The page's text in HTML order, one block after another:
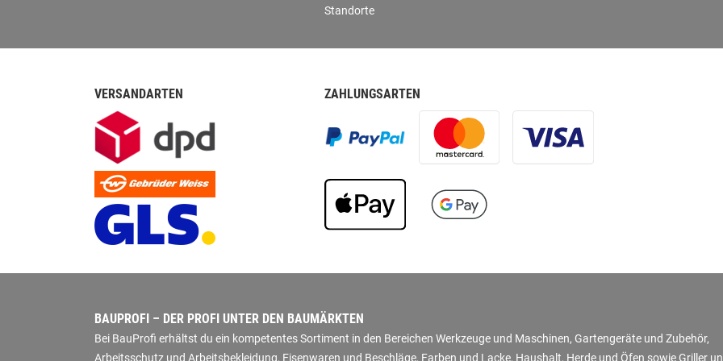
Standorte
VERSANDARTEN ZAHLUNGSARTEN
BAUPROFI – DER PROFI UNTER DEN BAUMÄRKTEN
Bei BauProfi erhältst du ein kompetentes Sortiment in den Bereichen Werkzeuge und Maschinen, Gartengeräte und Zubehör,
Arbeitsschutz und Arbeitsbekleidung, Eisenwaren und Beschläge, Farben und Lacke, Haushalt, Herde und Öfen sowie Griller